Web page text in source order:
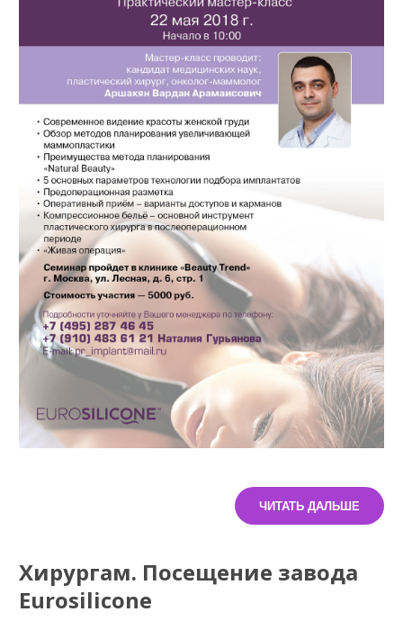
ЧИТАТЬ ДАЛЬШЕ
Хирургам. Посещение завода
Eurosilicone